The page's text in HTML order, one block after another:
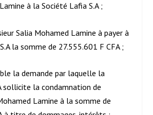
à la Société Lafia S.A ;
Salia Mohamed Lamine à payer à
la somme de 27.555.601 F CFA ;
la demande par laquelle la
sollicite la condamnation de
Lamine à la somme de